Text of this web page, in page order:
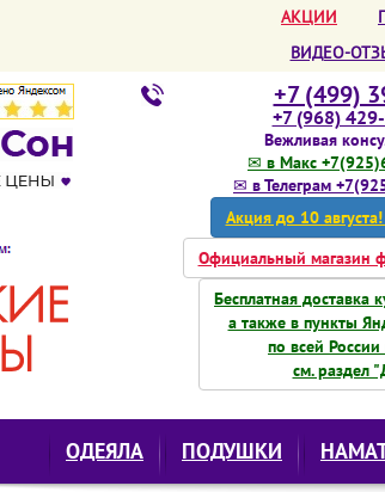
АКЦИИ
ВИДЕО-
+7 (499)
+7 (968)
Вежливая
✉ в Макс
✉ в Телеграм
Акция до 10
Официальный магазин
Бесплатная доставка
а также в пункты
по всей
см. раздел
ОДЕЯЛА ПОДУШКИ